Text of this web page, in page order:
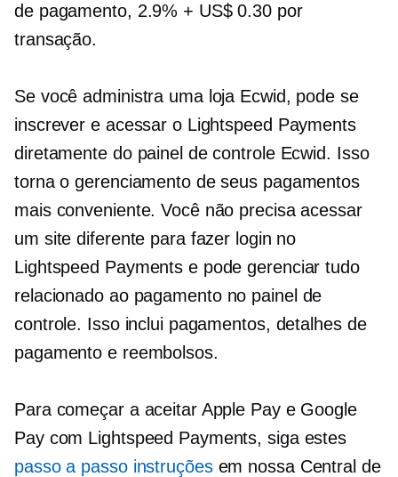
de pagamento, 2.9% + US$ 0.30 por
transação.
Se você administra uma loja Ecwid, pode se
inscrever e acessar o Lightspeed Payments
diretamente do painel de controle Ecwid. Isso
torna o gerenciamento de seus pagamentos
mais conveniente. Você não precisa acessar
um site diferente para fazer login no
Lightspeed Payments e pode gerenciar tudo
relacionado ao pagamentono painel de
controle. Isso inclui pagamentos, detalhes de
pagamento e reembolsos.
Para começar a aceitar Apple Pay e Google
Pay com Lightspeed Payments, siga estes
passo a passoinstruçõesem nossa Central de